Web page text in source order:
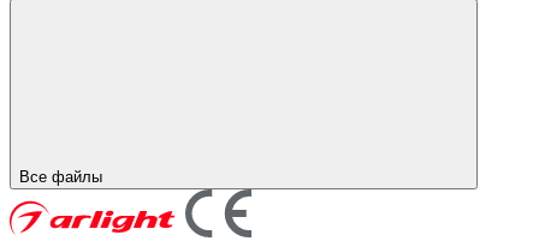
Все файлы